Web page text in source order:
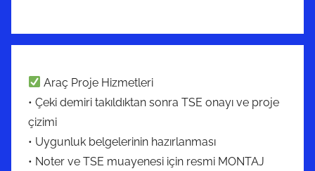
Araç Proje Hizmetleri
• Çeki demiri takıldıktan sonra TSE onayı ve proje
çizimi
• Uygunluk belgelerinin hazırlanması
• Noter ve TSE muayenesi için resmi MONTAJ